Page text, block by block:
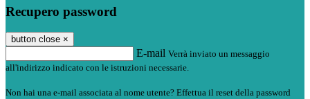
Recupero password
button close ×
E-mail Verrà inviato un messaggio
all'indirizzo indicato con le istruzioni necessarie.
Non hai una e-mail associata al nome utente? Effettua il reset della password